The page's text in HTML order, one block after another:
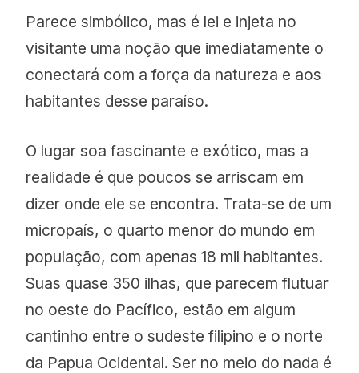
Parece simbólico, mas é lei e injeta no
visitante uma noção que imediatamente o
conectará com a força da natureza e aos
habitantes desse paraíso.
O lugar soa fascinante e exótico, mas a
realidade é que poucos se arriscam em
dizer onde ele se encontra. Trata-se de um
micropaís, o quarto menor do mundo em
população, com apenas 18 mil habitantes.
Suas quase 350 ilhas, que parecem flutuar
no oeste do Pacífico, estão em algum
cantinho entre o sudeste filipino e o norte
da Papua Ocidental. Ser no meio do nada é